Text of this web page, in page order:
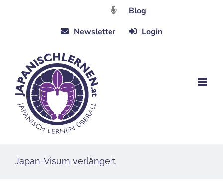
Blog
Newsletter
Login
Japan-Visum verlängert